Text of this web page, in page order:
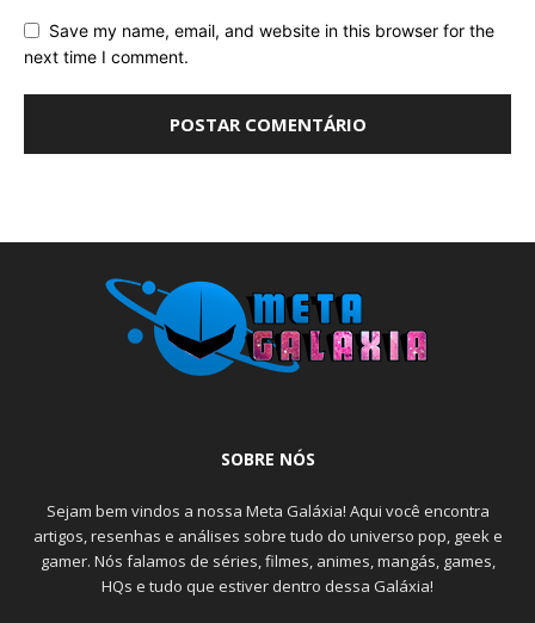
Save my name, email, and website in this browser for the
next time I comment.
SOBRE NÓS
Sejam bem vindos a nossa Meta Galáxia! Aqui você encontra
artigos, resenhas e análises sobre tudo do universo pop, geek e
gamer. Nós falamos de séries, filmes, animes, mangás, games,
HQs e tudo que estiver dentro dessa Galáxia!